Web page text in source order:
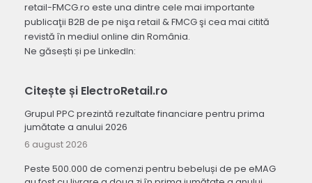
retail-FMCG.ro este una dintre cele mai importante
publicaţii B2B de pe nişa retail & FMCG şi cea mai citită
revistă în mediul online din România.
Ne găsești și pe LinkedIn:
Citește și ElectroRetail.ro
Grupul PPC prezintă rezultate financiare pentru prima
jumătate a anului 2026
6 august 2026
Peste 500.000 de comenzi pentru bebeluși de pe eMAG